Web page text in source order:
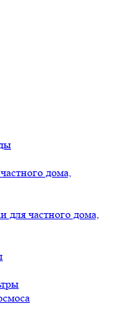
дома,
для частного дома,